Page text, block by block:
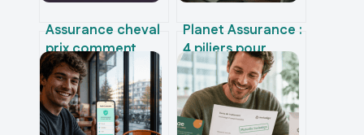
Assurance cheval
prix comment
comprendre et
maîtriser votre
budget
Planet Assurance :
4 piliers pour
protéger vos biens
et simplifier la
gestion de vos
contrats